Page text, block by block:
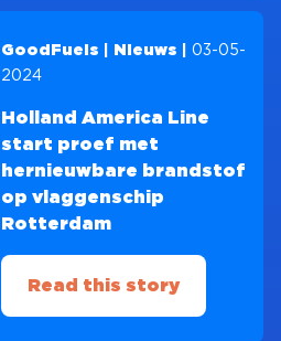
GoodFuels | Nieuws |03-05-
2024
Holland America Line
start proef met
hernieuwbare brandstof
op vlaggenschip
Rotterdam
Read this story